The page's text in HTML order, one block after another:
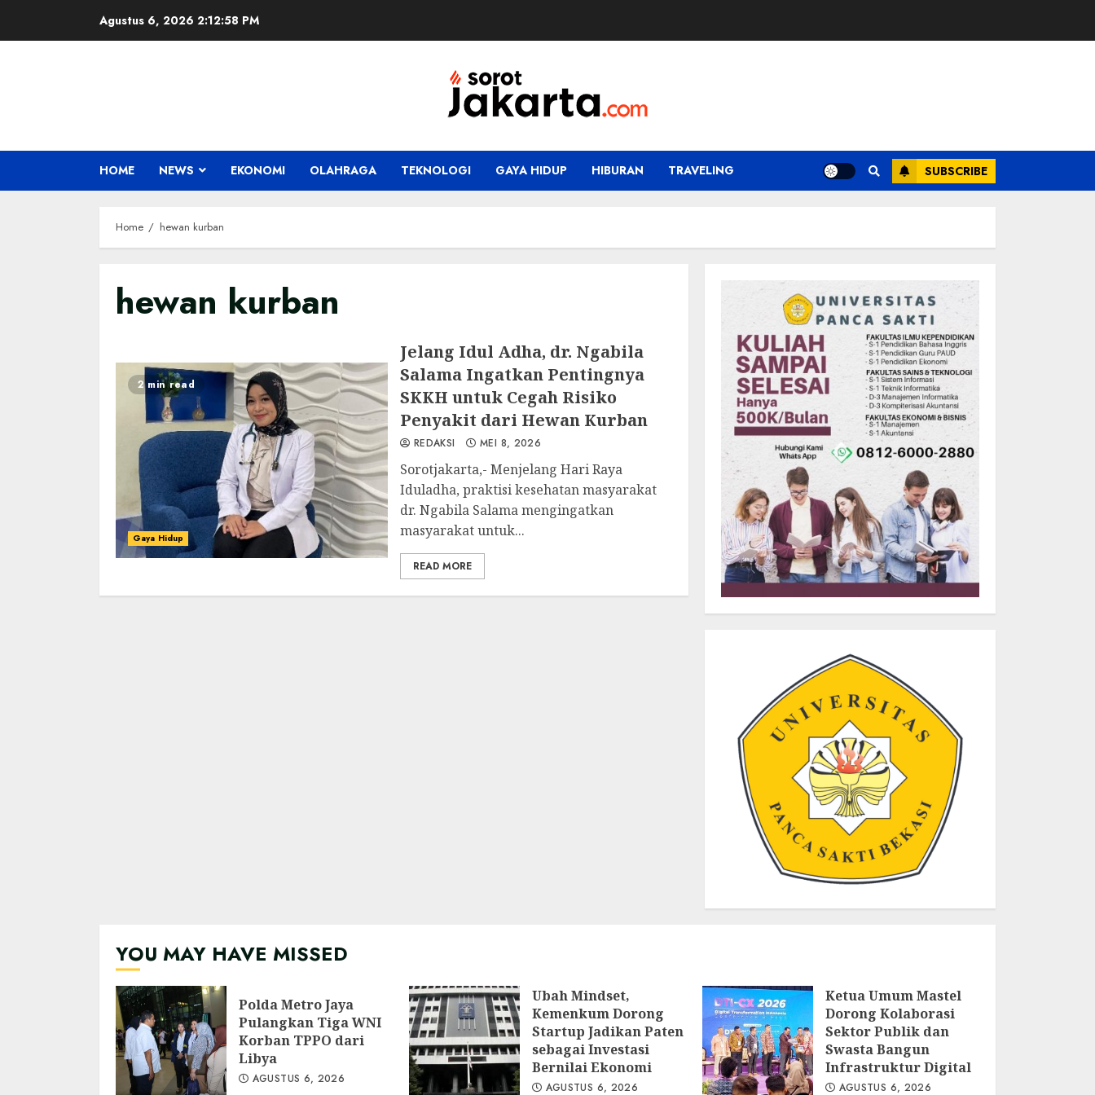
Agustus 6, 2026 2:12:58 PM
HOME NEWS EKONOMI OLAHRAGA TEKNOLOGI GAYA HIDUP HIBURAN TRAVELING SUBSCRIBE
Home hewan kurban
hewan kurban
2 min read
Gaya Hidup
Jelang Idul Adha, dr. Ngabila
Salama Ingatkan Pentingnya
SKKH untuk Cegah Risiko
Penyakit dari Hewan Kurban
REDAKSI MEI 8, 2026
Sorotjakarta,- Menjelang Hari Raya
Iduladha, praktisi kesehatan masyarakat
dr. Ngabila Salama mengingatkan
masyarakat untuk...
READ MORE
YOU MAY HAVE MISSED
Polda Metro Jaya
Pulangkan Tiga WNI
Korban TPPO dari
Libya
AGUSTUS 6, 2026
Ubah Mindset,
Kemenkum Dorong
Startup Jadikan Paten
sebagai Investasi
Bernilai Ekonomi
AGUSTUS 6, 2026
Ketua Umum Mastel
Dorong Kolaborasi
Sektor Publik dan
Swasta Bangun
Infrastruktur Digital
AGUSTUS 6, 2026